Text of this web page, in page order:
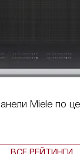
Miele по
ВСЕ РЕЙТИНГИ